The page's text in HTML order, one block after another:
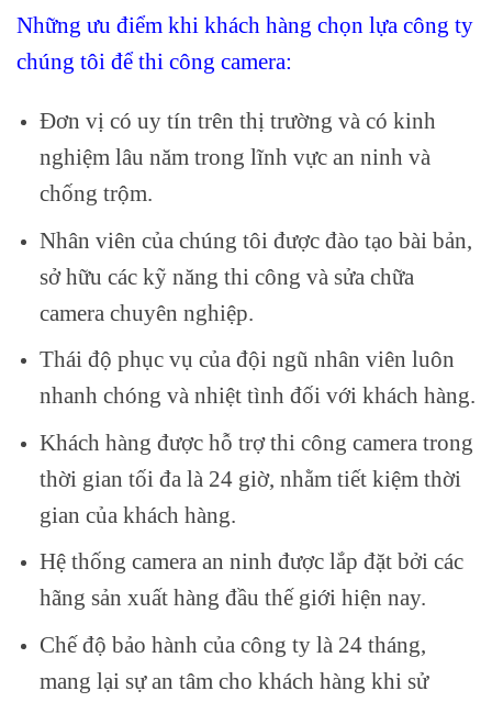
Những ưu điểm khi khách hàng chọn lựa công ty
chúng tôi để thi công camera:
Đơn vị có uy tín trên thị trường và có kinh
nghiệm lâu năm trong lĩnh vực an ninh và
chống trộm.
Nhân viên của chúng tôi được đào tạo bài bản,
sở hữu các kỹ năng thi công và sửa chữa
camera chuyên nghiệp.
Thái độ phục vụ của đội ngũ nhân viên luôn
nhanh chóng và nhiệt tình đối với khách hàng.
Khách hàng được hỗ trợ thi công camera trong
thời gian tối đa là 24 giờ, nhằm tiết kiệm thời
gian của khách hàng.
Hệ thống camera an ninh được lắp đặt bởi các
hãng sản xuất hàng đầu thế giới hiện nay.
Chế độ bảo hành của công ty là 24 tháng,
mang lại sự an tâm cho khách hàng khi sử